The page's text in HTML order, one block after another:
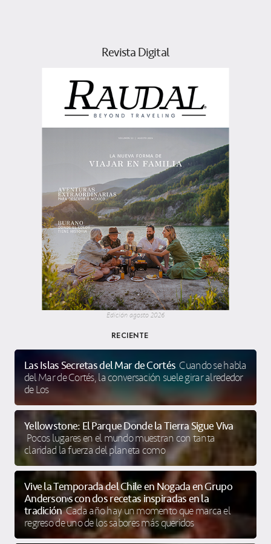
Revista Digital
Edición agosto 2026
RECIENTE
Las Islas Secretas del Mar de Cortés Cuando se habla
del Mar de Cortés, la conversación suele girar alrededor
de Los
Yellowstone: El Parque Donde la Tierra Sigue Viva
Pocos lugares en el mundo muestran con tanta
claridad la fuerza del planeta como
Vive la Temporada del Chile en Nogada en Grupo
Anderson’s con dos recetas inspiradas en la
tradición Cada año hay un momento que marca el
regreso de uno de los sabores más queridos